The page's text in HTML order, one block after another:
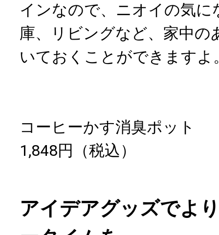
インなので、ニオイの気に
庫、リビングなど、家中の
いておくことができますよ
コーヒーかす消臭ポット
1,848円（税込）
アイデアグッズでよ